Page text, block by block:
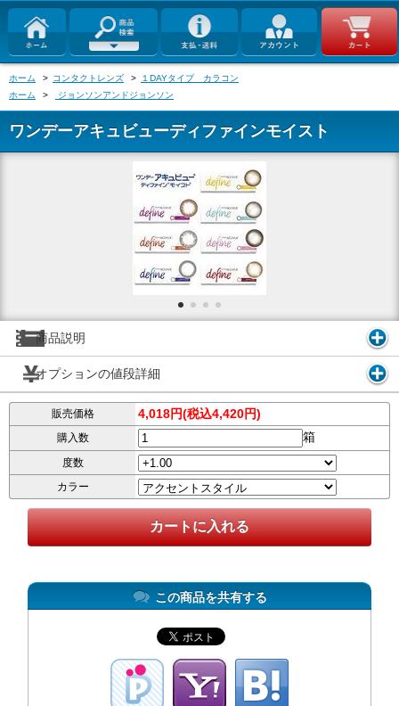
ホーム > コンタクトレンズ >
１DAYタイプ カラコン
ホーム
> ジョンソンアンドジョンソン
ワンデーアキュビューディファインモイスト
商品説明
オプションの値段詳細
販売価格 4,018円(税込4,420円)
購入数 箱
度数
カラー
この商品を共有する